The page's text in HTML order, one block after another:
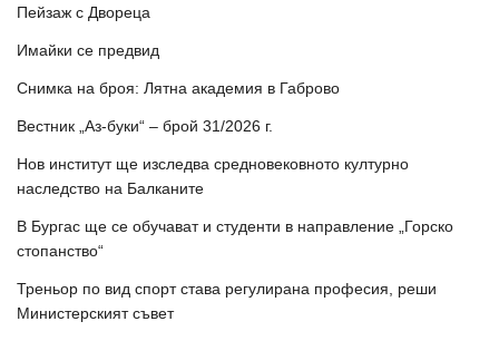
Пейзаж с Двореца
Имайки се предвид
Снимка на броя: Лятна академия в Габрово
Вестник „Аз-буки“ – брой 31/2026 г.
Нов институт ще изследва средновековното културно
наследство на Балканите
В Бургас ще се обучават и студенти в направление „Горско
стопанство“
Треньор по вид спорт става регулирана професия, реши
Министерският съвет